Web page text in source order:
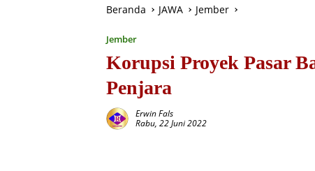
Beranda JAWA Jember
Jember
Korupsi Proyek Pasar
Penjara
Erwin Fals
Rabu, 22 Juni 2022